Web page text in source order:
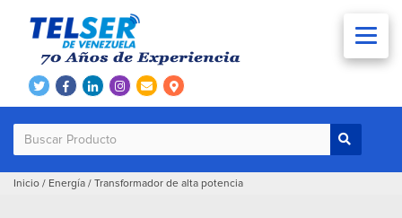
Inicio / Energía / Transformador de alta potencia